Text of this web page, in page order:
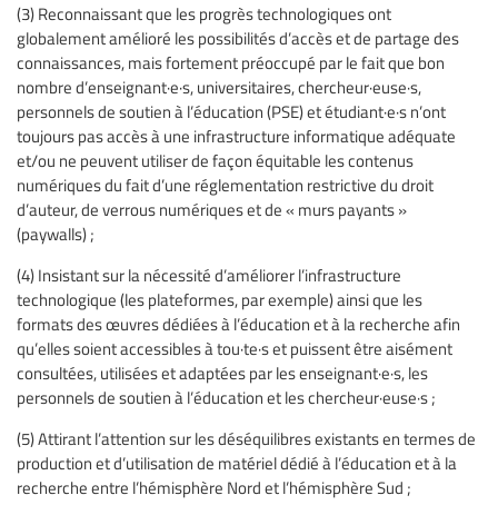
(3) Reconnaissant que les progrès technologiques ont
globalement amélioré les possibilités d’accès et de partage des
connaissances, mais fortement préoccupé par le fait que bon
nombre d’enseignant·e·s, universitaires, chercheur·euse·s,
personnels de soutien à l’éducation (PSE) et étudiant·e·s n’ont
toujours pas accès à une infrastructure informatique adéquate
et/ou ne peuvent utiliser de façon équitable les contenus
numériques du fait d’une réglementation restrictive du droit
d’auteur, de verrous numériques et de « murs payants »
(paywalls) ;
(4) Insistant sur la nécessité d’améliorer l’infrastructure
technologique (les plateformes, par exemple) ainsi que les
formats des œuvres dédiées à l’éducation et à la recherche afin
qu’elles soient accessibles à tou·te·s et puissent être aisément
consultées, utilisées et adaptées par les enseignant·e·s, les
personnels de soutien à l’éducation et les chercheur·euse·s ;
(5) Attirant l’attention sur les déséquilibres existants en termes de
production et d’utilisation de matériel dédié à l’éducation et à la
recherche entre l’hémisphère Nord et l’hémisphère Sud ;